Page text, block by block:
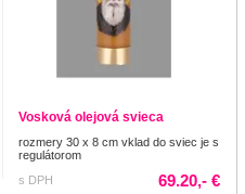
Vosková olejová svieca
rozmery 30 x 8 cm vklad do sviec je s
regulátorom
s DPH
69.20,- €